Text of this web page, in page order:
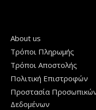
About us
Τρόποι Πληρωμής
Τρόποι Aποστολής
Πολιτική Επιστροφών
Προστασία
Δεδομένων